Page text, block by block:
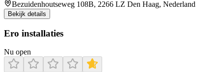
Bezuidenhoutseweg 108B, 2266 LZ Den Haag, Nederland
Bekijk details
Ero installaties
Nu open